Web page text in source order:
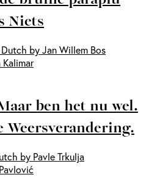
Niets
by Jan Willem Bos
ben het nu wel.
Weersverandering.
by Pavle Trkulja